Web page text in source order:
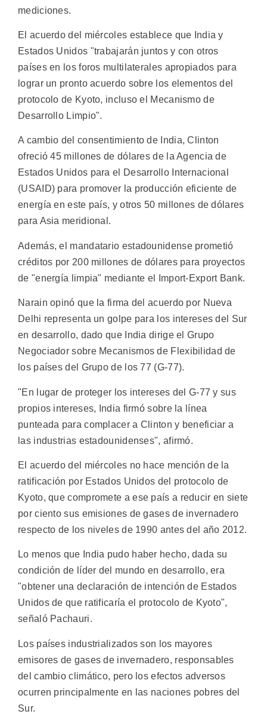
mediciones.
El acuerdo del miércoles establece que India y
Estados Unidos "trabajarán juntos y con otros
países en los foros multilaterales apropiados para
lograr un pronto acuerdo sobre los elementos del
protocolo de Kyoto, incluso el Mecanismo de
Desarrollo Limpio".
A cambio del consentimiento de India, Clinton
ofreció 45 millones de dólares de la Agencia de
Estados Unidos para el Desarrollo Internacional
(USAID) para promover la producción eficiente de
energía en este país, y otros 50 millones de dólares
para Asia meridional.
Además, el mandatario estadounidense prometió
créditos por 200 millones de dólares para proyectos
de "energía limpia" mediante el Import-Export Bank.
Narain opinó que la firma del acuerdo por Nueva
Delhi representa un golpe para los intereses del Sur
en desarrollo, dado que India dirige el Grupo
Negociador sobre Mecanismos de Flexibilidad de
los países del Grupo de los 77 (G-77).
"En lugar de proteger los intereses del G-77 y sus
propios intereses, India firmó sobre la línea
punteada para complacer a Clinton y beneficiar a
las industrias estadounidenses", afirmó.
El acuerdo del miércoles no hace mención de la
ratificación por Estados Unidos del protocolo de
Kyoto, que compromete a ese país a reducir en siete
por ciento sus emisiones de gases de invernadero
respecto de los niveles de 1990 antes del año 2012.
Lo menos que India pudo haber hecho, dada su
condición de líder del mundo en desarrollo, era
"obtener una declaración de intención de Estados
Unidos de que ratificaría el protocolo de Kyoto",
señaló Pachauri.
Los países industrializados son los mayores
emisores de gases de invernadero, responsables
del cambio climático, pero los efectos adversos
ocurren principalmente en las naciones pobres del
Sur.